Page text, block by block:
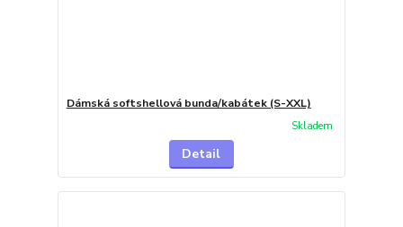
Dámská softshellová bunda/kabátek (S-XXL)
Skladem
Detail